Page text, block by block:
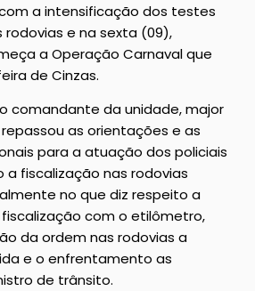
a intensificação dos testes
e na sexta (09),
a Operação Carnaval que
de Cinzas.
comandante da unidade, major
repassou as orientações e as
para a atuação dos policiais
fiscalização nas rodovias
no que diz respeito a
com o etilômetro,
da ordem nas rodovias a
e o enfrentamento as
de trânsito.